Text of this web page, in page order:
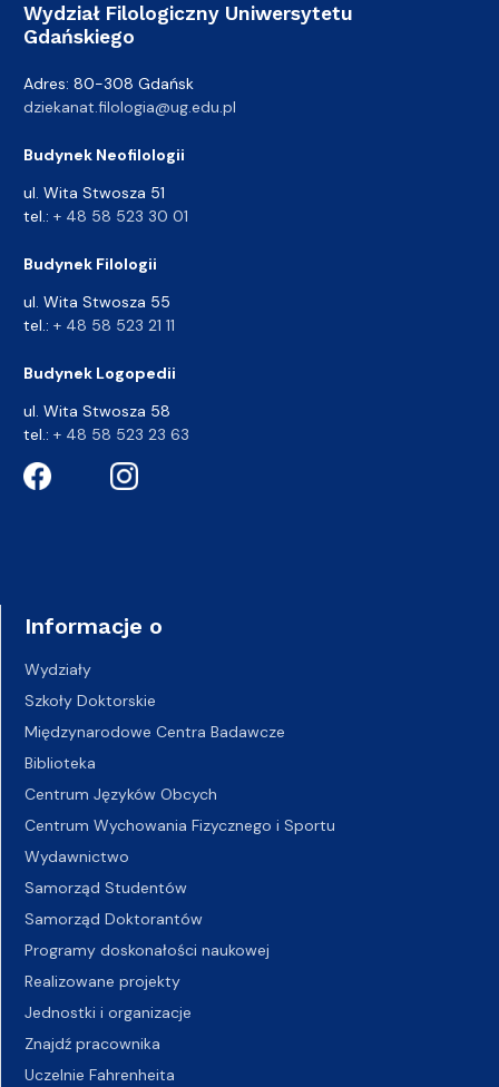
Wydział Filologiczny Uniwersytetu
Gdańskiego
Adres: 80-308 Gdańsk
dziekanat.filologia@ug.edu.pl
Budynek Neofilologii
ul. Wita Stwosza 51
tel.: + 48 58 523 30 01
Budynek Filologii
ul. Wita Stwosza 55
tel.: + 48 58 523 21 11
Budynek Logopedii
ul. Wita Stwosza 58
tel.: + 48 58 523 23 63
Informacje o
Wydziały
Szkoły Doktorskie
Międzynarodowe Centra Badawcze
Biblioteka
Centrum Języków Obcych
Centrum Wychowania Fizycznego i Sportu
Wydawnictwo
Samorząd Studentów
Samorząd Doktorantów
Programy doskonałości naukowej
Realizowane projekty
Jednostki i organizacje
Znajdź pracownika
Uczelnie Fahrenheita